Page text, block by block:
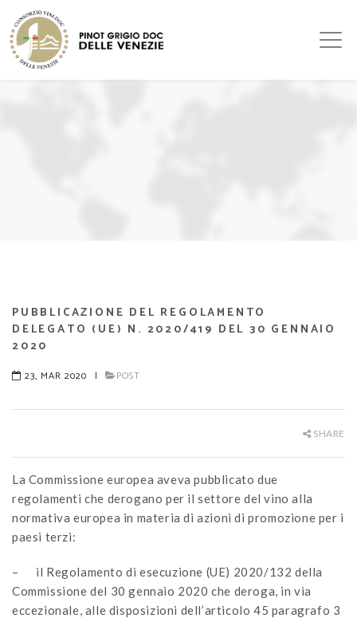
PUBBLICAZIONE DEL REGOLAMENTO
DELEGATO (UE) N. 2020/419 DEL 30 GENNAIO
2020
23, MAR 2020 | POST
SHARE
La Commissione europea aveva pubblicato due
regolamenti che derogano per il settore del vino alla
normativa europea in materia di azioni di promozione per i
paesi terzi:
– il Regolamento di esecuzione (UE) 2020/132 della
Commissione del 30 gennaio 2020 che deroga, in via
eccezionale, alle disposizioni dell’articolo 45 paragrafo 3